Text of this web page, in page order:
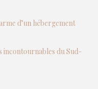
d’un hébergement
incontournables du Sud-